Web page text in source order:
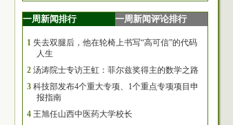
一周新闻排行 一周新闻评论排行
1 失去双腿后，他在轮椅上书写“高可信”的代码
人生
2 汤涛院士专访王虹：菲尔兹奖得主的数学之路
3 科技部发布4个重大专项、1个重点专项项目申
报指南
4 王旭任山西中医药大学校长